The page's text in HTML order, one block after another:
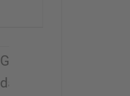
Groothandel
dakbedekking,